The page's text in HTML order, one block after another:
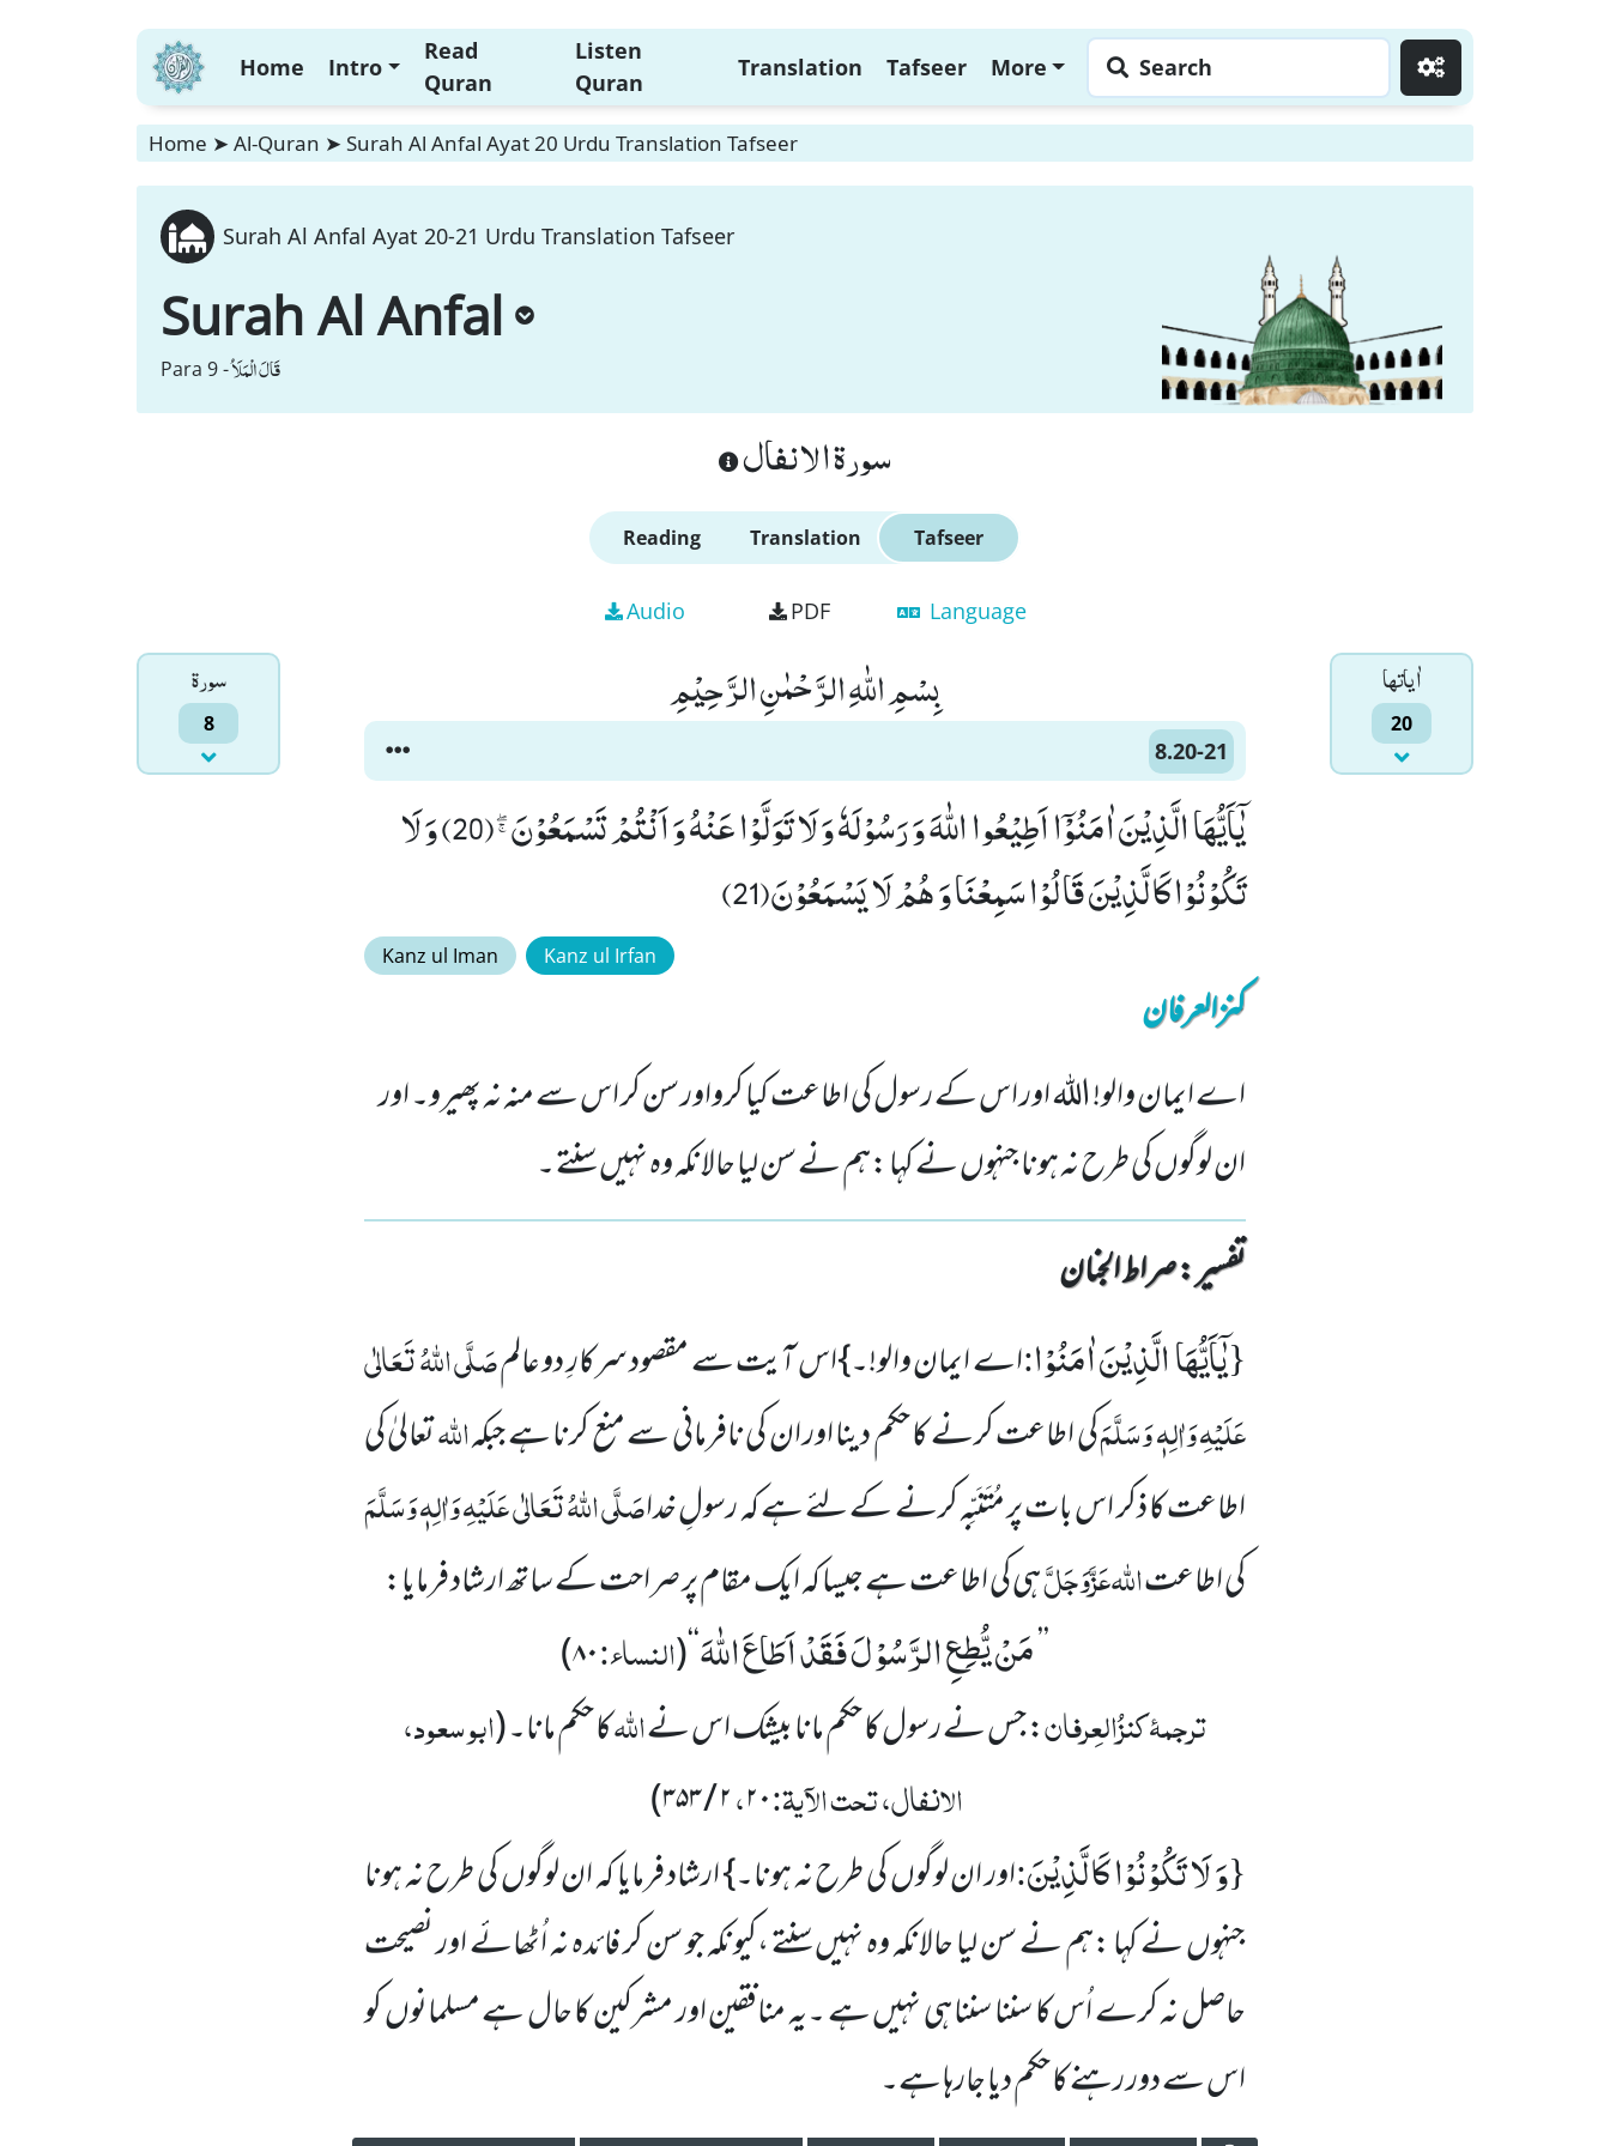
Home Intro
Read
Quran
Listen
Quran
Translation Tafseer More Search
Home ➤ Al-Quran ➤ Surah Al Anfal Ayat 20 Urdu Translation Tafseer
Surah Al Anfal Ayat 20-21 Urdu Translation Tafseer
Surah Al Anfal
Para 9 -قَالَ الْمَلَاُ
سورة الانفال
Reading Translation Tafseer
Audio PDF Language
سورۃ
8
اٰياتها
20
بِسْمِ اللّٰهِ الرَّحْمٰنِ الرَّحِیْمِ
8.20-21
یٰۤاَیُّهَا الَّذِیْنَ اٰمَنُوْۤا اَطِیْعُوا اللّٰهَ وَ رَسُوْلَهٗ وَ لَا تَوَلَّوْا عَنْهُ وَ اَنْتُمْ تَسْمَعُوْنَﭕ(20) وَ لَا
تَكُوْنُوْا كَالَّذِیْنَ قَالُوْا سَمِعْنَا وَ هُمْ لَا یَسْمَعُوْنَ(21)
Kanz ul Iman Kanz ul Irfan
کنزالعرفان
اے ایمان والو! اللہ اور اس کے رسول کی اطاعت کیا کرواور سن کر اس سے منہ نہ پھیرو۔ اور
ان لوگوں کی طرح نہ ہونا جنہوں نے کہا :ہم نے سن لیا حالانکہ وہ نہیں سنتے ۔
تفسیر : ‎صراط الجنان
{یٰۤاَیُّهَا الَّذِیْنَ اٰمَنُوْا:اے ایمان والو!۔}اس آیت سے مقصود سرکارِ دو عالمصَلَّی اللہُ تَعَالٰی
عَلَیْہِ وَاٰلِہٖ وَسَلَّمَکی اطاعت کرنے کا حکم دینا اور ان کی نافرمانی سے منع کرنا ہے جبکہاللہتعالیٰ کی
اطاعت کا ذکر اس بات پر مُتَنَبِّہ کرنے کے لئے ہے کہ رسولِ خداصَلَّی اللہُ تَعَالٰی عَلَیْہِ وَاٰلِہٖ وَسَلَّمَ
کی اطاعتاللہعَزَّوَجَلَّہی کی اطاعت ہے جیسا کہ ایک مقام پر صراحت کے ساتھ ارشاد فرمایا:
’’مَنْ یُّطِعِ الرَّسُوْلَ فَقَدْ اَطَاعَ اللّٰهَ‘‘(النساء:۸۰)
ترجمۂکنزُالعِرفان: جس نے رسول کا حکم مانا بیشک اس نےاللہکا حکم مانا۔ (ابو سعود،
الانفال، تحت الآیۃ:۲۰،۲ / ۳۵۳ )
{وَ لَا تَكُوْنُوْا كَالَّذِیْنَ:اور ان لوگوں کی طرح نہ ہونا۔} ارشاد فرمایا کہ ان لوگوں کی طرح نہ ہونا
جنہوں نے کہا :ہم نے سن لیا حالانکہ وہ نہیں سنتے ،کیونکہ جو سن کر فائدہ نہ اُٹھائے اور نصیحت
حاصل نہ کرے اُس کا سننا سننا ہی نہیں ہے ۔یہ منافقین اور مشرکین کا حال ہے مسلمانوں کو
اس سے دور رہنے کا حکم دیا جارہا ہے۔